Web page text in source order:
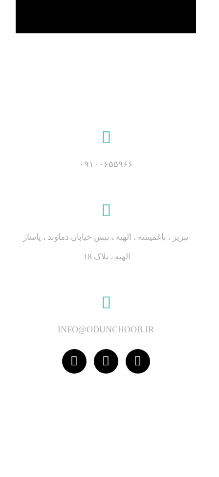
۰۹۱۰۰۶۵۵۹۶۶
تبریز ، باغمیشه ، الهیه ، نبش خیابان دماوند ، پاساژ
الهیه ، پلاک 18
INFO@ODUNCHOOB.IR